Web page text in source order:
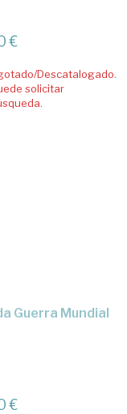
€
Descatalogado.
solicitar
Guerra Mundial
€